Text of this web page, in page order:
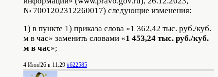
№ 7001202312260017) следующие изменения:
1) в пункте 1) приказа слова «1 362,42 тыс. руб./куб.
м в час» заменить словами «1 453,24 тыс. руб./куб.
м в час»;
4 Июн'26 в 11:29 #622585